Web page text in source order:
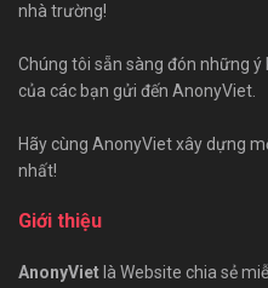
nhà trường!
Chúng tôi sẵn sàng đón những
của các bạn gửi đến AnonyViet.
Hãy cùng AnonyViet xây dựng
nhất!
Giới thiệu
AnonyViet là Website chia sẻ